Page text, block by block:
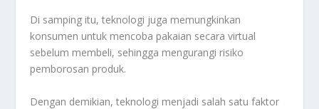
Di samping itu, teknologi juga memungkinkan
konsumen untuk mencoba pakaian secara virtual
sebelum membeli, sehingga mengurangi risiko
pemborosan produk.
Dengan demikian, teknologi menjadi salah satu faktor